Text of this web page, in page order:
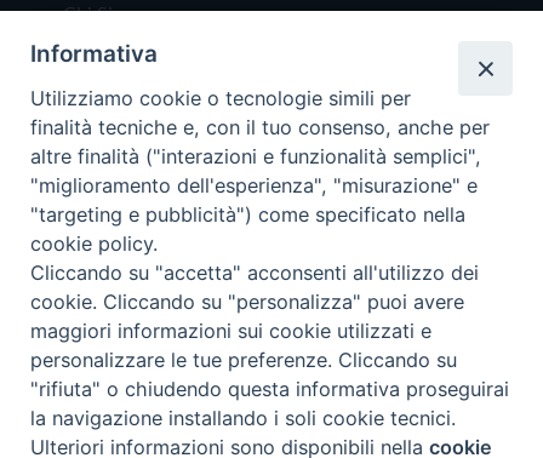
Chi Siamo
Redazione
Scrivici
Copyright © 2019 - Tutti i diritti riservati - Vita
Trentina Editrice
Privacy Policy
Torna
Preferenze Cookie
Informativa
Utilizziamo cookie o tecnologie simili per
finalità tecniche e, con il tuo consenso, anche per
altre finalità ("interazioni e funzionalità semplici",
"miglioramento dell'esperienza", "misurazione" e
"targeting e pubblicità") come specificato nella
cookie policy.
Cliccando su "accetta" acconsenti all'utilizzo dei
cookie. Cliccando su "personalizza" puoi avere
maggiori informazioni sui cookie utilizzati e
personalizzare le tue preferenze. Cliccando su
"rifiuta" o chiudendo questa informativa proseguirai
la navigazione installando i soli cookie tecnici.
Ulteriori informazioni sono disponibili nellacookie